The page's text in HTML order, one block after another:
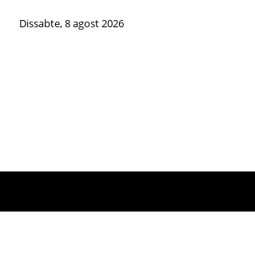
Dissabte, 8 agost 2026